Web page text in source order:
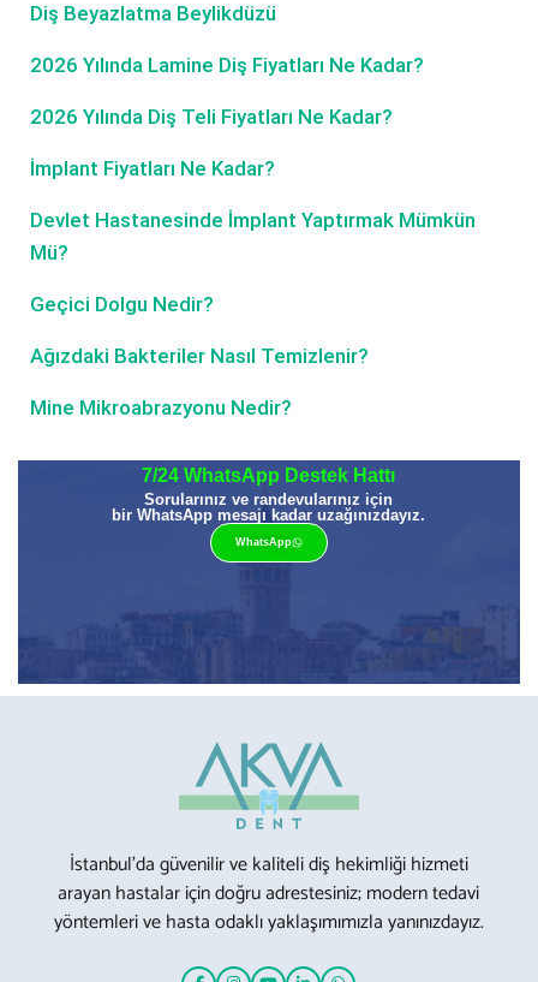
Diş Beyazlatma Beylikdüzü
2026 Yılında Lamine Diş Fiyatları Ne Kadar?
2026 Yılında Diş Teli Fiyatları Ne Kadar?
İmplant Fiyatları Ne Kadar?
Devlet Hastanesinde İmplant Yaptırmak Mümkün
Mü?
Geçici Dolgu Nedir?
Ağızdaki Bakteriler Nasıl Temizlenir?
Mine Mikroabrazyonu Nedir?
7/24 WhatsApp Destek Hattı
Sorularınız ve randevularınız için
bir WhatsApp mesajı kadar uzağınızdayız.
WhatsApp
İstanbul’da güvenilir ve kaliteli diş hekimliği hizmeti
arayan hastalar için doğru adrestesiniz; modern tedavi
yöntemleri ve hasta odaklı yaklaşımımızla yanınızdayız.